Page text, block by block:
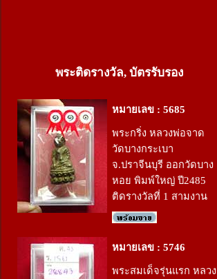
พระติดรางวัล, บัตรรับรอง
หมายเลข : 5685
พระกริ่ง หลวงพ่อจาด
วัดบางกระเบา
จ.ปราจีนบุรี ออกวัดบาง
หอย พิมพ์ใหญ่ ปี2485
ติดรางวัลที่ 1 สามงาน
หมายเลข : 5746
พระสมเด็จรุ่นแรก หลวง